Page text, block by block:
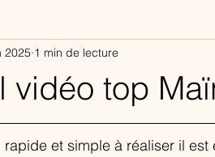
vidéo top
2025 1 min de lecture
et simple à réaliser il